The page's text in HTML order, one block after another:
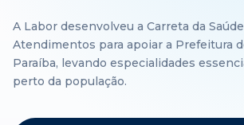
A Labor desenvolveu a Carreta da
Atendimentos para apoiar a Prefeitura
Paraíba, levando especialidades
perto da população.